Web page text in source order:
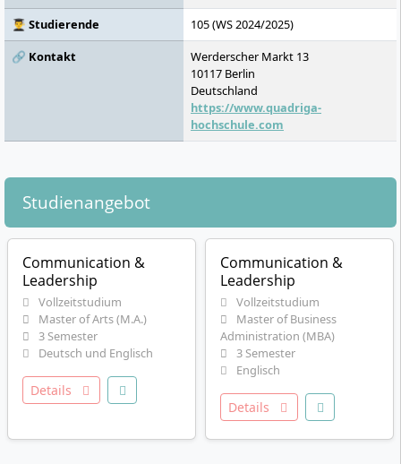
👨‍🎓 Studierende
105 (WS 2024/2025)
🔗 Kontakt
Werderscher Markt 13
10117 Berlin
Deutschland
https://www.quadriga-
hochschule.com
Studienangebot
Communication &
Leadership
Vollzeitstudium
Master of Arts (M.A.)
3 Semester
Deutsch und Englisch
Details
Communication &
Leadership
Vollzeitstudium
Master of Business
Administration (MBA)
3 Semester
Englisch
Details